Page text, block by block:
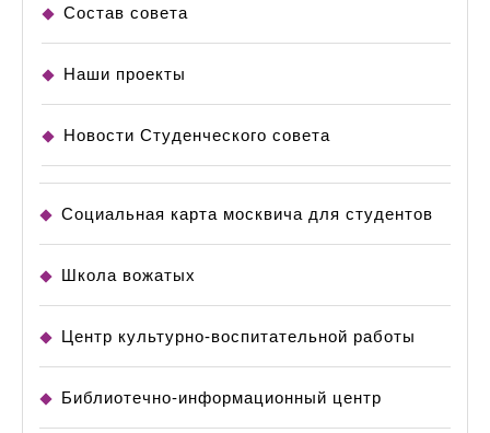
Состав совета
Наши проекты
Новости Студенческого совета
Социальная карта москвича для студентов
Школа вожатых
Центр культурно-воспитательной работы
Библиотечно-информационный центр